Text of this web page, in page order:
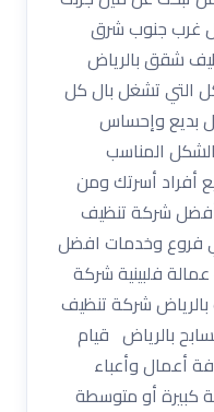
غرب جنوب شرق
شقق بالرياض
التي تشغل بال كل
بديع وإحساس
المناسب
أفراد أسرتك ومن
شركة تنظيف
فروع وخدمات افضل
فلبينية شركة
شركة تنظيف
بالرياض قيام
أعمال وأعباء
كبيرة أو متوسطة